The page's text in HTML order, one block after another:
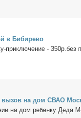
в Биби­ре­во
при­клю­че­ние - 350р.без
вы­зов на дом СВАО
на дом ре­бен­ку Де­да